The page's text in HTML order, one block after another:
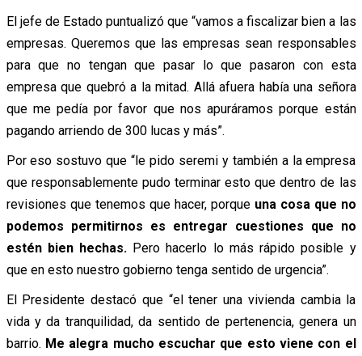
El jefe de Estado puntualizó que “vamos a fiscalizar bien a las
empresas. Queremos que las empresas sean responsables
para que no tengan que pasar lo que pasaron con esta
empresa que quebró a la mitad. Allá afuera había una señora
que me pedía por favor que nos apuráramos porque están
pagando arriendo de 300 lucas y más”.
Por eso sostuvo que “le pido seremi y también a la empresa
que responsablemente pudo terminar esto que dentro de las
revisiones que tenemos que hacer, porque una cosa que no
podemos permitirnos es entregar cuestiones que no
estén bien hechas. Pero hacerlo lo más rápido posible y
que en esto nuestro gobierno tenga sentido de urgencia”.
El Presidente destacó que “el tener una vivienda cambia la
vida y da tranquilidad, da sentido de pertenencia, genera un
barrio. Me alegra mucho escuchar que esto viene con el